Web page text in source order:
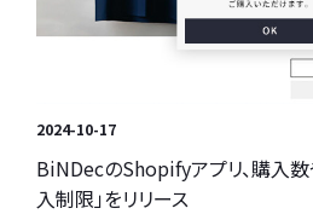
2024-10-17
BiNDecのShopifyアプリ、購入
入制限」をリリース